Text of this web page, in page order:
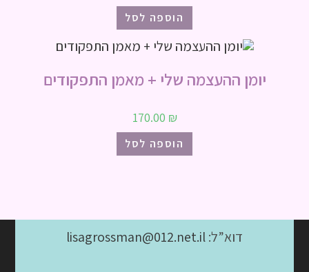
הוספה לסל
יומן ההעצמה שלי + מאמן התפקודים
170.00 ₪
הוספה לסל
דוא”ל:lisagrossman@012.net.il